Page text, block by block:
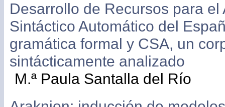
Desarrollo de Recursos para el
Sintáctico Automático del
gramática formal y CSA, un
sintácticamente analizado
M.ª Paula Santalla del Río